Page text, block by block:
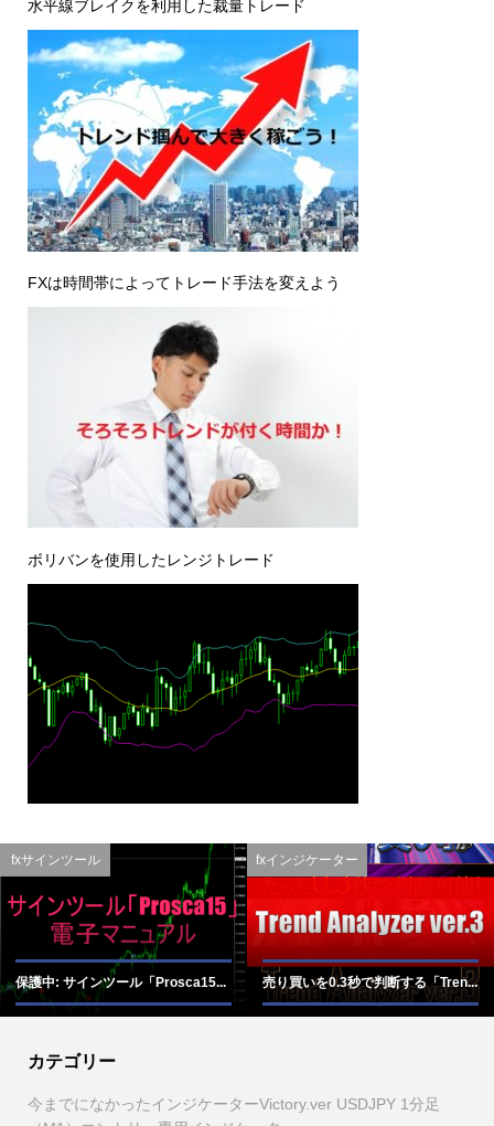
水平線ブレイクを利用した裁量トレード
FXは時間帯によってトレード手法を変えよう
ボリバンを使用したレンジトレード
fxサインツール
保護中: サインツール「Prosca15...
fxインジケーター
売り買いを0.3秒で判断する「Tren...
カテゴリー
今までになかったインジケーターVictory.ver USDJPY 1分足